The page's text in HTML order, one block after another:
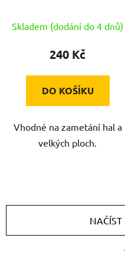
Skladem (dodání do 4 dnů)
240 Kč
DO KOŠÍKU
Vhodné na zametání hal a
velkých ploch.
NAČÍST